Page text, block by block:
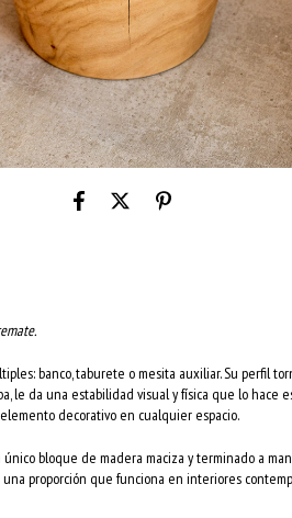
banco, taburete o mesita auxiliar. Su perfil
le da una estabilidad visual y física que lo hace
decorativo en cualquier espacio.
bloque de madera maciza y terminado a
proporción que funciona en interiores